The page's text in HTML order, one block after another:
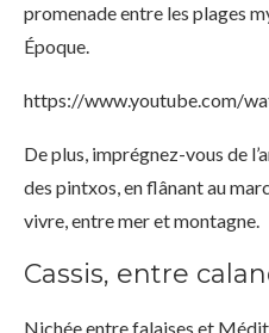
promenade entre les plages
Époque.
https://www.youtube.com/
De plus, imprégnez-vous de
des pintxos, en flânant au
vivre, entre mer et montagne.
Cassis, entre
Nichée entre falaises et